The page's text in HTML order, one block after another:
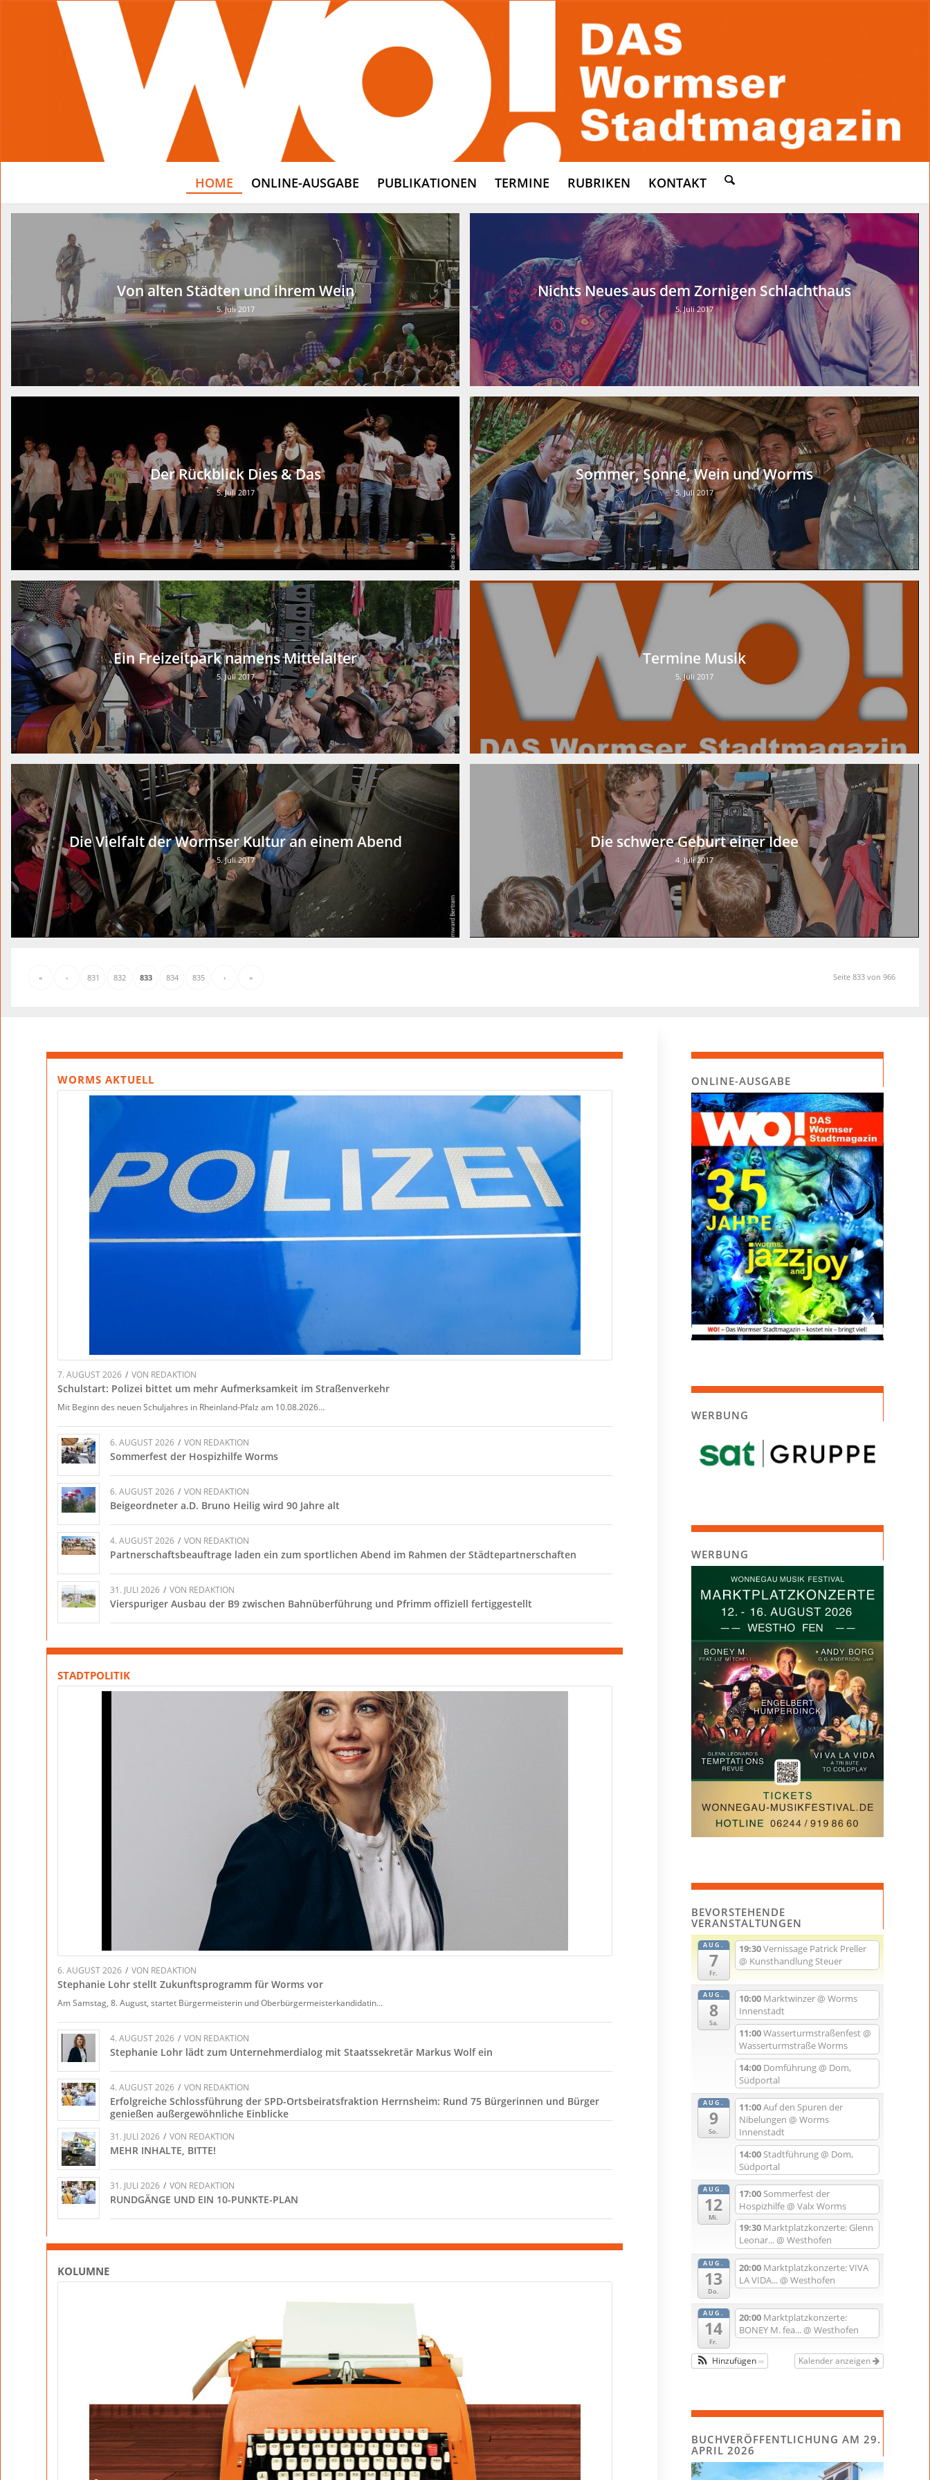
HOME ONLINE-AUSGABE PUBLIKATIONEN TERMINE RUBRIKEN KONTAKT
Von alten Städten und ihrem Wein
5. Juli 2017
Nichts Neues aus dem Zornigen Schlachthaus
5. Juli 2017
Der Rückblick Dies & Das
5. Juli 2017
Sommer, Sonne, Wein und Worms
5. Juli 2017
Ein Freizeitpark namens Mittelalter
5. Juli 2017
Termine Musik
5. Juli 2017
Die Vielfalt der Wormser Kultur an einem Abend
5. Juli 2017
Die schwere Geburt einer Idee
4. Juli 2017
Seite 833 von 966
« ‹ 831 832 833 834 835 › »
WORMS AKTUELL
7. AUGUST 2026 / VON REDAKTION
Schulstart: Polizei bittet um mehr Aufmerksamkeit im Straßenverkehr
Mit Beginn des neuen Schuljahres in Rheinland-Pfalz am 10.08.2026…
6. AUGUST 2026 / VON REDAKTION
Sommerfest der Hospizhilfe Worms
6. AUGUST 2026 / VON REDAKTION
Beigeordneter a.D. Bruno Heilig wird 90 Jahre alt
4. AUGUST 2026 / VON REDAKTION
Partnerschaftsbeauftrage laden ein zum sportlichen Abend im Rahmen der Städtepartnerschaften
31. JULI 2026 / VON REDAKTION
Vierspuriger Ausbau der B9 zwischen Bahnüberführung und Pfrimm offiziell fertiggestellt
STADTPOLITIK
6. AUGUST 2026 / VON REDAKTION
Stephanie Lohr stellt Zukunftsprogramm für Worms vor
Am Samstag, 8. August, startet Bürgermeisterin und Oberbürgermeisterkandidatin…
4. AUGUST 2026 / VON REDAKTION
Stephanie Lohr lädt zum Unternehmerdialog mit Staatssekretär Markus Wolf ein
4. AUGUST 2026 / VON REDAKTION
Erfolgreiche Schlossführung der SPD-Ortsbeiratsfraktion Herrnsheim: Rund 75 Bürgerinnen und Bürger
genießen außergewöhnliche Einblicke
31. JULI 2026 / VON REDAKTION
MEHR INHALTE, BITTE!
31. JULI 2026 / VON REDAKTION
RUNDGÄNGE UND EIN 10-PUNKTE-PLAN
KOLUMNE
ONLINE-AUSGABE
WERBUNG
WERBUNG
BEVORSTEHENDE
VERANSTALTUNGEN
AUG.
7
Fr.
19:30Vernissage Patrick Preller
@ Kunsthandlung Steuer
AUG.
8
Sa.
10:00 Marktwinzer@ Worms
Innenstadt
11:00Wasserturmstraßenfest@
Wasserturmstraße Worms
14:00 Domführung@ Dom,
Südportal
AUG.
9
So.
11:00Auf den Spuren der
Nibelungen @ Worms
Innenstadt
14:00 Stadtführung@ Dom,
Südportal
AUG.
12
Mi.
17:00 Sommerfest der
Hospizhilfe@ Valx Worms
19:30 Marktplatzkonzerte: Glenn
Leonar...@ Westhofen
AUG.
13
Do.
20:00 Marktplatzkonzerte: VIVA
LA VIDA...@ Westhofen
AUG.
14
Fr.
20:00 Marktplatzkonzerte:
BONEY M. fea...@ Westhofen
Kalender anzeigen
Hinzufügen
BUCHVERÖFFENTLICHUNG AM 29.
APRIL 2026